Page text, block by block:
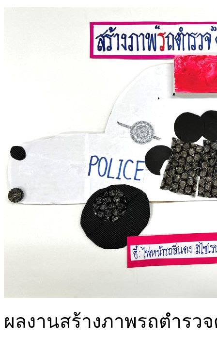
ผลงานสร้างภาพรถตำรว